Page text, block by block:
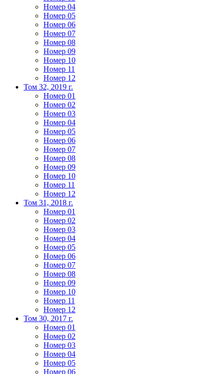
Номер 04
Номер 05
Номер 06
Номер 07
Номер 08
Номер 09
Номер 10
Номер 11
Номер 12
Том 32, 2019 г.
Номер 01
Номер 02
Номер 03
Номер 04
Номер 05
Номер 06
Номер 07
Номер 08
Номер 09
Номер 10
Номер 11
Номер 12
Том 31, 2018 г.
Номер 01
Номер 02
Номер 03
Номер 04
Номер 05
Номер 06
Номер 07
Номер 08
Номер 09
Номер 10
Номер 11
Номер 12
Том 30, 2017 г.
Номер 01
Номер 02
Номер 03
Номер 04
Номер 05
Номер 06